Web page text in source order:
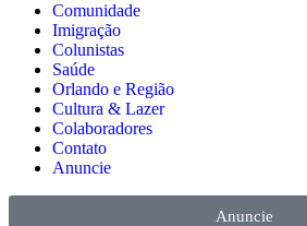
Comunidade
Imigração
Colunistas
Saúde
Orlando e Região
Cultura & Lazer
Colaboradores
Contato
Anuncie
Anuncie